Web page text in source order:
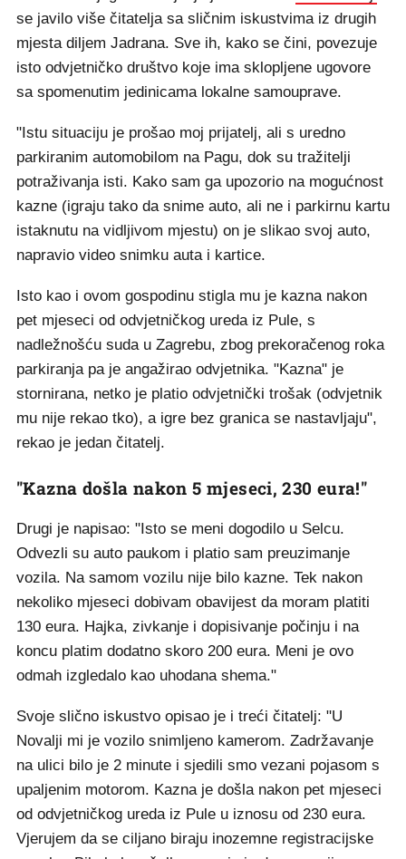
se javilo više čitatelja sa sličnim iskustvima iz drugih
mjesta diljem Jadrana. Sve ih, kako se čini, povezuje
isto odvjetničko društvo koje ima sklopljene ugovore
sa spomenutim jedinicama lokalne samouprave.
"Istu situaciju je prošao moj prijatelj, ali s uredno
parkiranim automobilom na Pagu, dok su tražitelji
potraživanja isti. Kako sam ga upozorio na mogućnost
kazne (igraju tako da snime auto, ali ne i parkirnu kartu
istaknutu na vidljivom mjestu) on je slikao svoj auto,
napravio video snimku auta i kartice.
Isto kao i ovom gospodinu stigla mu je kazna nakon
pet mjeseci od odvjetničkog ureda iz Pule, s
nadležnošću suda u Zagrebu, zbog prekoračenog roka
parkiranja pa je angažirao odvjetnika. "Kazna" je
stornirana, netko je platio odvjetnički trošak (odvjetnik
mu nije rekao tko), a igre bez granica se nastavljaju",
rekao je jedan čitatelj.
"Kazna došla nakon 5 mjeseci, 230 eura!"
Drugi je napisao: "Isto se meni dogodilo u Selcu.
Odvezli su auto paukom i platio sam preuzimanje
vozila. Na samom vozilu nije bilo kazne. Tek nakon
nekoliko mjeseci dobivam obavijest da moram platiti
130 eura. Hajka, zivkanje i dopisivanje počinju i na
koncu platim dodatno skoro 200 eura. Meni je ovo
odmah izgledalo kao uhodana shema."
Svoje slično iskustvo opisao je i treći čitatelj: "U
Novalji mi je vozilo snimljeno kamerom. Zadržavanje
na ulici bilo je 2 minute i sjedili smo vezani pojasom s
upaljenim motorom. Kazna je došla nakon pet mjeseci
od odvjetničkog ureda iz Pule u iznosu od 230 eura.
Vjerujem da se ciljano biraju inozemne registracijske